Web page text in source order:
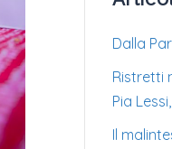
Dalla
Ristretti
Pia
Il